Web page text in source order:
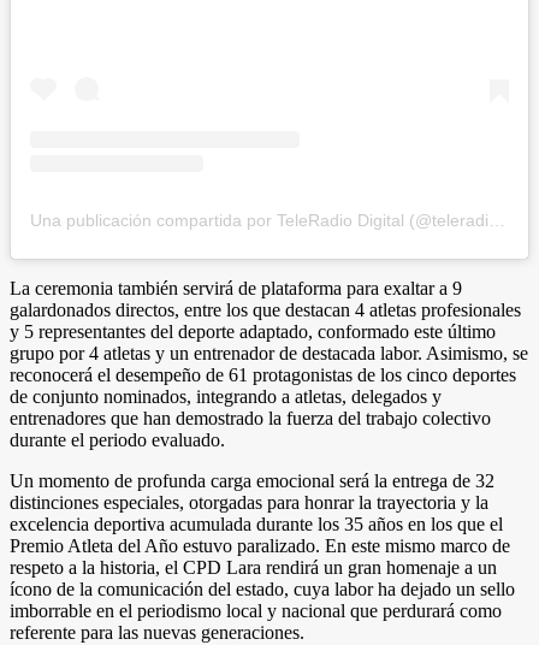
La ceremonia también servirá de plataforma para exaltar a 9
galardonados directos, entre los que destacan 4 atletas profesionales
y 5 representantes del deporte adaptado, conformado este último
grupo por 4 atletas y un entrenador de destacada labor. Asimismo, se
reconocerá el desempeño de 61 protagonistas de los cinco deportes
de conjunto nominados, integrando a atletas, delegados y
entrenadores que han demostrado la fuerza del trabajo colectivo
durante el periodo evaluado.
Un momento de profunda carga emocional será la entrega de 32
distinciones especiales, otorgadas para honrar la trayectoria y la
excelencia deportiva acumulada durante los 35 años en los que el
Premio Atleta del Año estuvo paralizado. En este mismo marco de
respeto a la historia, el CPD Lara rendirá un gran homenaje a un
ícono de la comunicación del estado, cuya labor ha dejado un sello
imborrable en el periodismo local y nacional que perdurará como
referente para las nuevas generaciones.